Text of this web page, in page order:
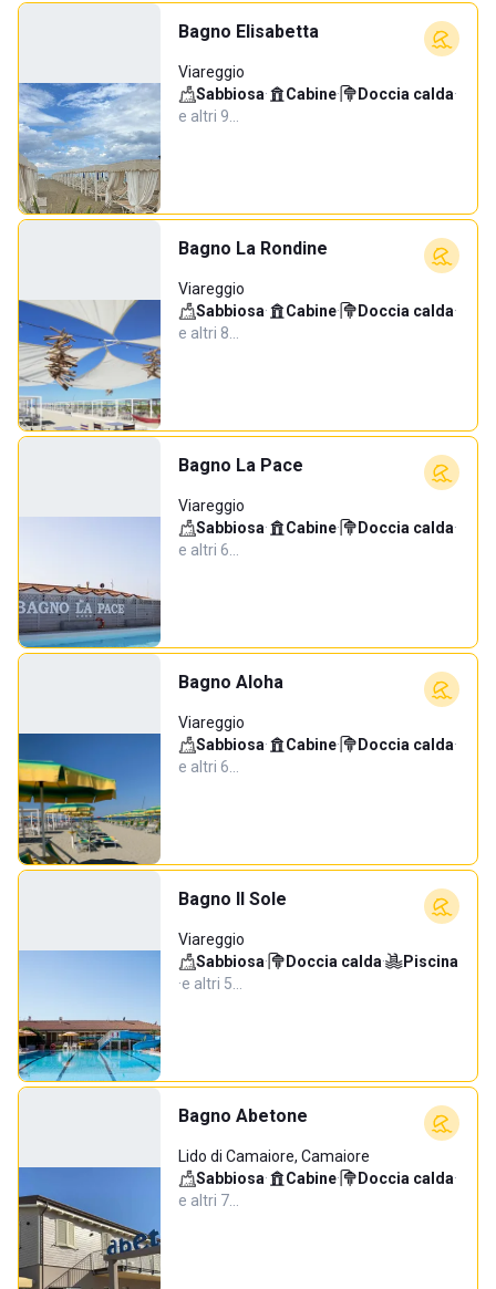
Bagno Elisabetta
Viareggio
Sabbiosa· Cabine· Doccia calda·
e altri 9…
Bagno La Rondine
Viareggio
Sabbiosa· Cabine· Doccia calda·
e altri 8…
Bagno La Pace
Viareggio
Sabbiosa· Cabine· Doccia calda·
e altri 6…
Bagno Aloha
Viareggio
Sabbiosa· Cabine· Doccia calda·
e altri 6…
Bagno Il Sole
Viareggio
Sabbiosa· Doccia calda·
Piscina
·e altri 5…
Bagno Abetone
Lido di Camaiore, Camaiore
Sabbiosa· Cabine· Doccia calda·
e altri 7…